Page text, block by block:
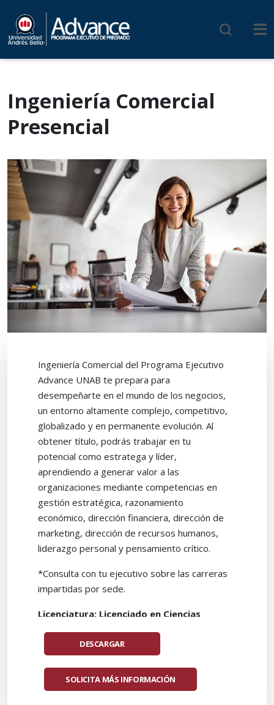
Ingeniería Comercial
Presencial
Ingeniería Comercial del Programa Ejecutivo
Advance UNAB te prepara para
desempeñarte en el mundo de los negocios,
un entorno altamente complejo, competitivo,
globalizado y en permanente evolución. Al
obtener título, podrás trabajar en tu
potencial como estratega y líder,
aprendiendo a generar valor a las
organizaciones mediante competencias en
gestión estratégica, razonamiento
económico, dirección financiera, dirección de
marketing, dirección de recursos humanos,
liderazgo personal y pensamiento crítico.
*Consulta con tu ejecutivo sobre las carreras
impartidas por sede.
Licenciatura: Licenciado en Ciencias
Inicio Marzo 2027
DESCARGAR
SOLICITA MÁS INFORMACIÓN